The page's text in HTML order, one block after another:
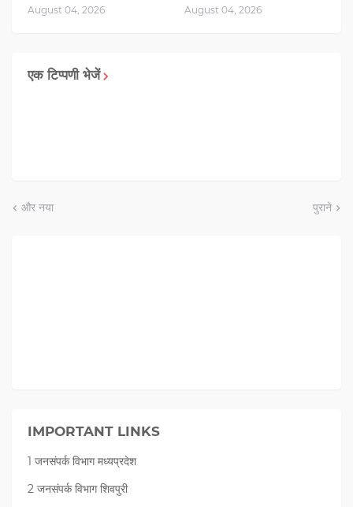
August 04, 2026 August 04, 2026
एक टिप्पणी भेजें
और नया पुराने
IMPORTANT LINKS
1 जनसंपर्क विभाग मध्यप्रदेश
2 जनसंपर्क विभाग शिवपुरी